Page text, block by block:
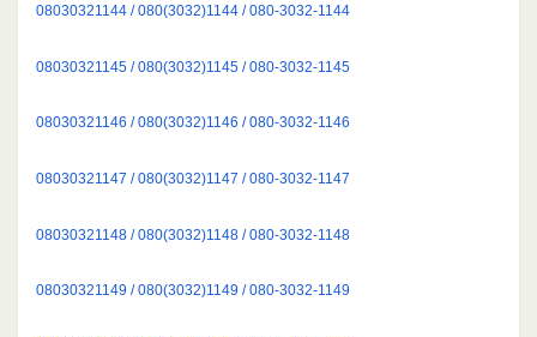
08030321144 / 080(3032)1144 / 080-3032-1144
08030321145 / 080(3032)1145 / 080-3032-1145
08030321146 / 080(3032)1146 / 080-3032-1146
08030321147 / 080(3032)1147 / 080-3032-1147
08030321148 / 080(3032)1148 / 080-3032-1148
08030321149 / 080(3032)1149 / 080-3032-1149